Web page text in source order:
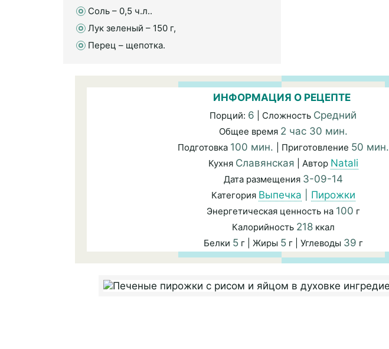
Соль – 0,5 ч.л..
Лук зеленый – 150 г,
Перец – щепотка.
ИНФОРМАЦИЯ О РЕЦЕПТЕ
Порций: 6 | Сложность Средний
Общее время 2 час 30 мин.
Подготовка 100 мин. | Приготовление 50 мин.
Кухня Славянская | Автор Natali
Дата размещения 3-09-14
Категория Выпечка Пирожки
Энергетическая ценность на 100 г
Калорийность 218ккал
Белки 5г | Жиры 5г | Углеводы 39 г